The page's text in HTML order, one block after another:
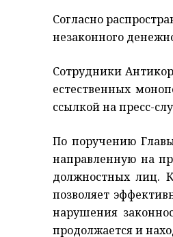
Согласно
незаконного
Сотрудники
естественных
ссылкой на пресс-
По поручению
направленную на
должностных лиц.
позволяет
нарушения
продолжается и